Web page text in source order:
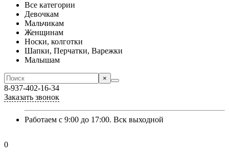
Все категории
Девочкам
Мальчикам
Женщинам
Носки, колготки
Шапки, Перчатки, Варежки
Малышам
×
8-937-402-16-34
Заказать звонок
Работаем с 9:00 до 17:00. Вск выходной
0